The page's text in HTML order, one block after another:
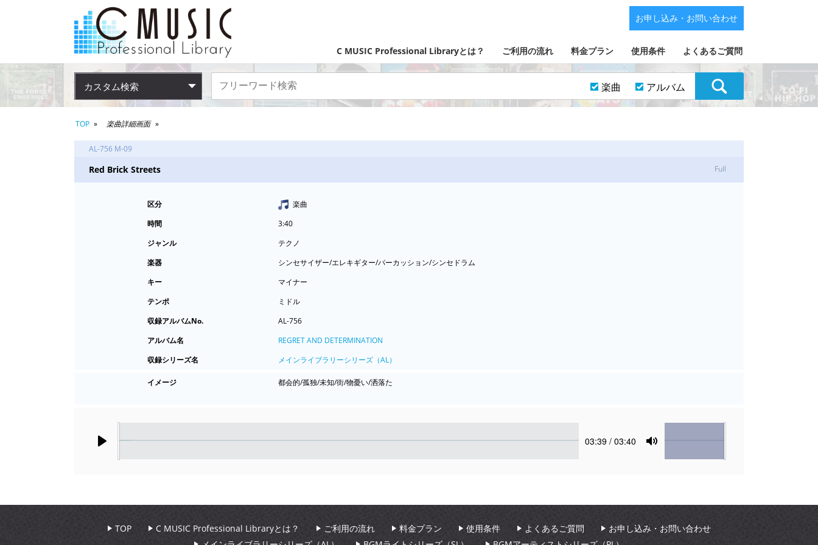
C MUSIC Professional Libraryとは？ ご利用の流れ 料金プラン 使用条件 よくあるご質問
お申し込み・お問い合わせ
カスタム検索 楽曲 アルバム
TOP 楽曲詳細画面
AL-756 M-09
Red Brick Streets Full
区分
楽曲
時間
3:40
ジャンル
テクノ
楽器
シンセサイザー/エレキギター/パーカッション/シンセドラム
キー
マイナー
テンポ
ミドル
収録アルバムNo.
AL-756
アルバム名
REGRET AND DETERMINATION
収録シリーズ名
メインライブラリーシリーズ（AL）
イメージ 都会的/孤独/未知/街/物憂い/洒落た
Current
03:39 / 03:40
Mute
Volume
TOP C MUSIC Professional Libraryとは？ ご利用の流れ 料金プラン 使用条件 よくあるご質問
お申し込み・お問い合わせ